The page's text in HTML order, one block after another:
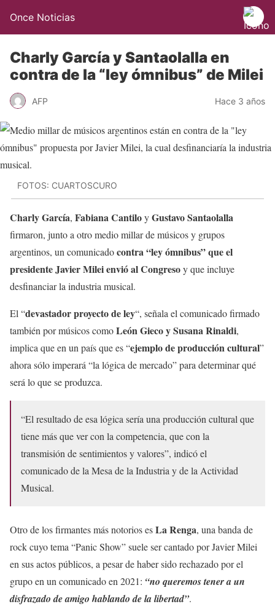
Once Noticias
Charly García y Santaolalla en
contra de la “ley ómnibus” de Milei
AFP Hace 3 años
FOTOS: CUARTOSCURO
Charly García, Fabiana CantiloyGustavo Santaolalla
firmaron, junto a otro medio millar de músicos y grupos
argentinos, un comunicadocontra “ley ómnibus” que el
presidente Javier Milei envió al Congresoy que incluye
desfinanciar la industria musical.
El “devastador proyecto de ley“, señala el comunicado firmado
también por músicos comoLeón Gieco y Susana Rinaldi,
implica que en un país que es “ejemplo de producción cultural”
ahora sólo imperará “la lógica de mercado” para determinar qué
será lo que se produzca.
“El resultado de esa lógica sería una producción cultural que
tiene más que ver con la competencia, que con la
transmisión de sentimientos y valores”, indicó el
comunicado de la Mesa de la Industria y de la Actividad
Musical.
Otro de los firmantes más notorios esLa Renga, una banda de
rock cuyo tema “Panic Show” suele ser cantado por Javier Milei
en sus actos públicos, a pesar de haber sido rechazado por el
grupo en un comunicado en 2021: “no queremos tener a un
disfrazado de amigo hablando de la libertad”.